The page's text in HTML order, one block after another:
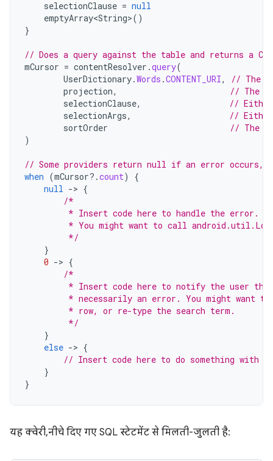
selectionClause = null
emptyArray<String>()
}
// Does a query against the table and returns a
mCursor = contentResolver .query(
UserDictionary.Words .CONTENT_URI,
// The
projection,
// The
selectionClause,
// Either
selectionArgs,
// Either
sortOrder
// The
)
// Some providers return null if an error occurs,
when (mCursor?.count)
{
null -> {
/*
* Insert code here to handle the error.
* You might want to call
         */
}
0 -> {
/*
* Insert code here to notify the user
* necessarily an error. You might want
         * row, or re-type the search term.
         */
}
else -> {
// Insert code here to do something with
}
}
यह क्वेरी, नीचे दिए गए SQL स्टेटमेंट से मिलती-जुलती है: